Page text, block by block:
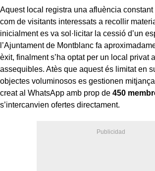
Aquest local registra una afluència constant
com de visitants interessats a recollir
inicialment es va sol·licitar la cessió d’un
l’Ajuntament de Montblanc fa
èxit, finalment s’ha optat per un local privat
assequibles. Atès que aquest és limitat en
objectes voluminosos es gestionen
creat al WhatsApp amb prop de 450
s’intercanvien ofertes directament.